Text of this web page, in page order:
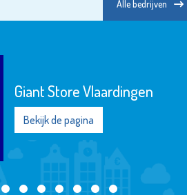
Alle bedrijven
Giant Store Vlaardingen
Bekijk de pagina